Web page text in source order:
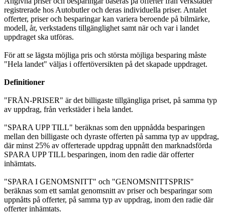
registrerade hos Autobutler och deras individuella priser. Antalet
offerter, priser och besparingar kan variera beroende på bilmärke,
modell, år, verkstadens tillgänglighet samt när och var i landet
uppdraget ska utföras.
För att se lägsta möjliga pris och största möjliga besparing måste
"Hela landet" väljas i offertöversikten på det skapade uppdraget.
Definitioner
"FRÅN-PRISER" är det billigaste tillgängliga priset, på samma typ
av uppdrag, från verkstäder i hela landet.
"SPARA UPP TILL" beräknas som den uppnådda besparingen
mellan den billigaste och dyraste offerten på samma typ av uppdrag,
där minst 25% av offerterade uppdrag uppnått den marknadsförda
SPARA UPP TILL besparingen, inom den radie där offerter
inhämtats.
"SPARA I GENOMSNITT" och "GENOMSNITTSPRIS"
beräknas som ett samlat genomsnitt av priser och besparingar som
uppnåtts på offerter, på samma typ av uppdrag, inom den radie där
offerter inhämtats.